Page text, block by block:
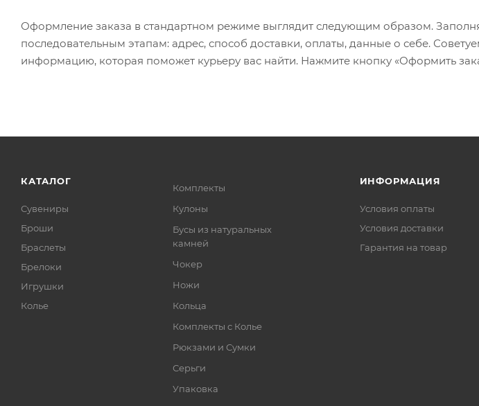
Оформление заказа в стандартном режиме выглядит следующим образом.
последовательным этапам: адрес, способ доставки, оплаты, данные о себе.
информацию, которая поможет курьеру вас найти. Нажмите кнопку «Оформить
КАТАЛОГ
Сувениры
Броши
Браслеты
Брелоки
Игрушки
Колье
Комплекты
Кулоны
Бусы из натуральных
камней
Чокер
Ножи
Кольца
Комплекты с Колье
Рюкзами и Сумки
Серьги
Упаковка
ИНФОРМАЦИЯ
Условия оплаты
Условия доставки
Гарантия на товар